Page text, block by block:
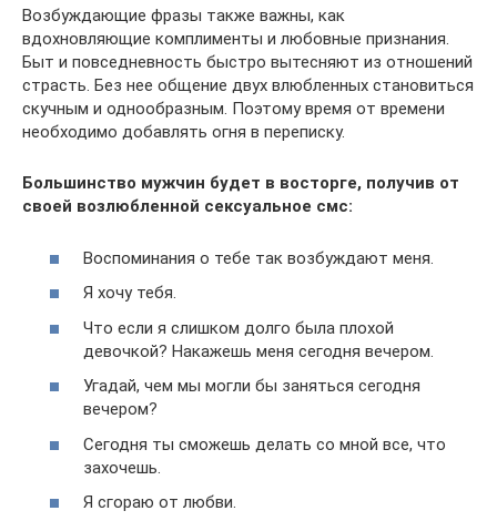
Возбуждающие фразы также важны, как
вдохновляющие комплименты и любовные признания.
Быт и повседневность быстро вытесняют из отношений
страсть. Без нее общение двух влюбленных становиться
скучным и однообразным. Поэтому время от времени
необходимо добавлять огня в переписку.
Большинство мужчин будет в восторге, получив от
своей возлюбленной сексуальное смс:
Воспоминания о тебе так возбуждают меня.
Я хочу тебя.
Что если я слишком долго была плохой
девочкой? Накажешь меня сегодня вечером.
Угадай, чем мы могли бы заняться сегодня
вечером?
Сегодня ты сможешь делать со мной все, что
захочешь.
Я сгораю от любви.